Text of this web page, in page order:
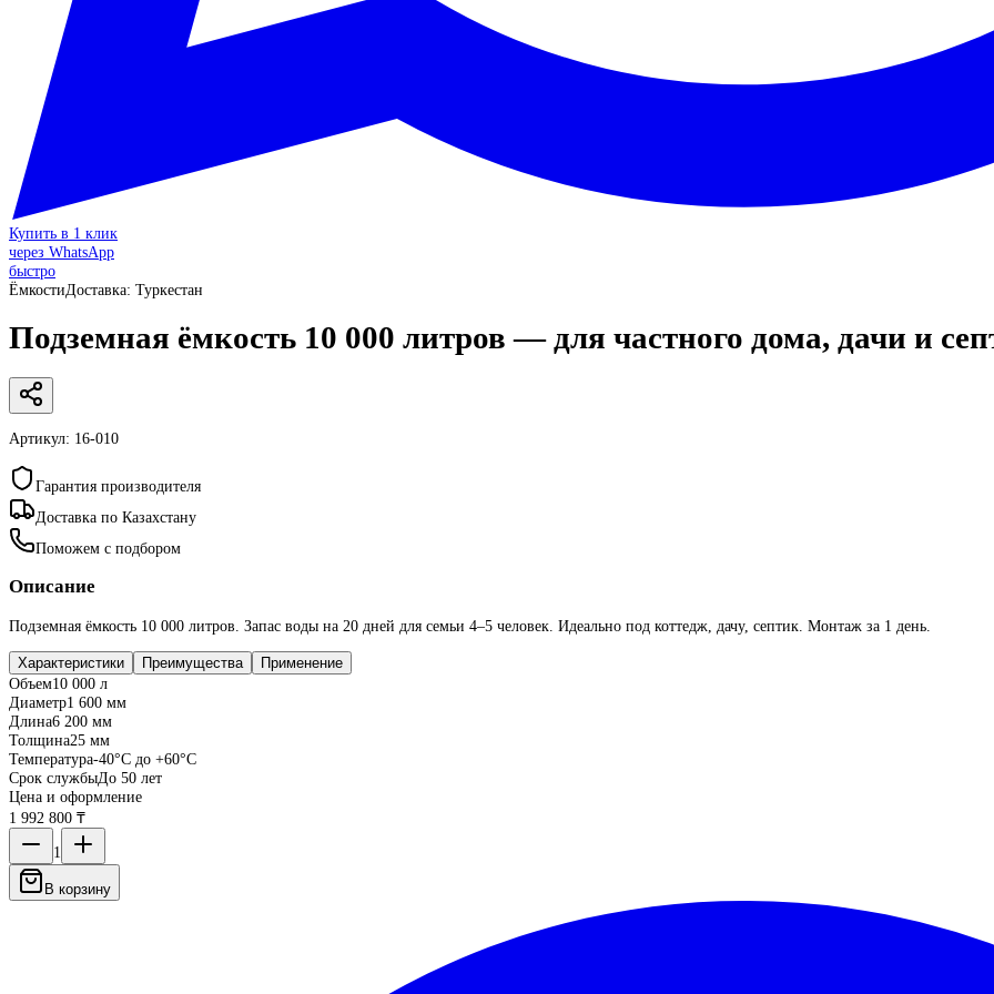
Купить в 1 клик
через WhatsApp
быстро
ЁмкостиДоставка: Туркестан
Подземная ёмкость 10 000 литров — для частного дома, дачи и
Артикул: 16-010
Гарантия производителя
Доставка по Казахстану
Поможем с подбором
Описание
Подземная ёмкость 10 000 литров. Запас воды на 20 дней для семьи 4–5 человек. Идеально под коттедж, дачу, септик. Монтаж за 1 день.
Характеристики Преимущества Применение
Объем10 000 л
Диаметр1 600 мм
Длина6 200 мм
Толщина25 мм
Температура-40°C до +60°C
Срок службыДо 50 лет
Цена и оформление
1 992 800 ₸
1
В корзину